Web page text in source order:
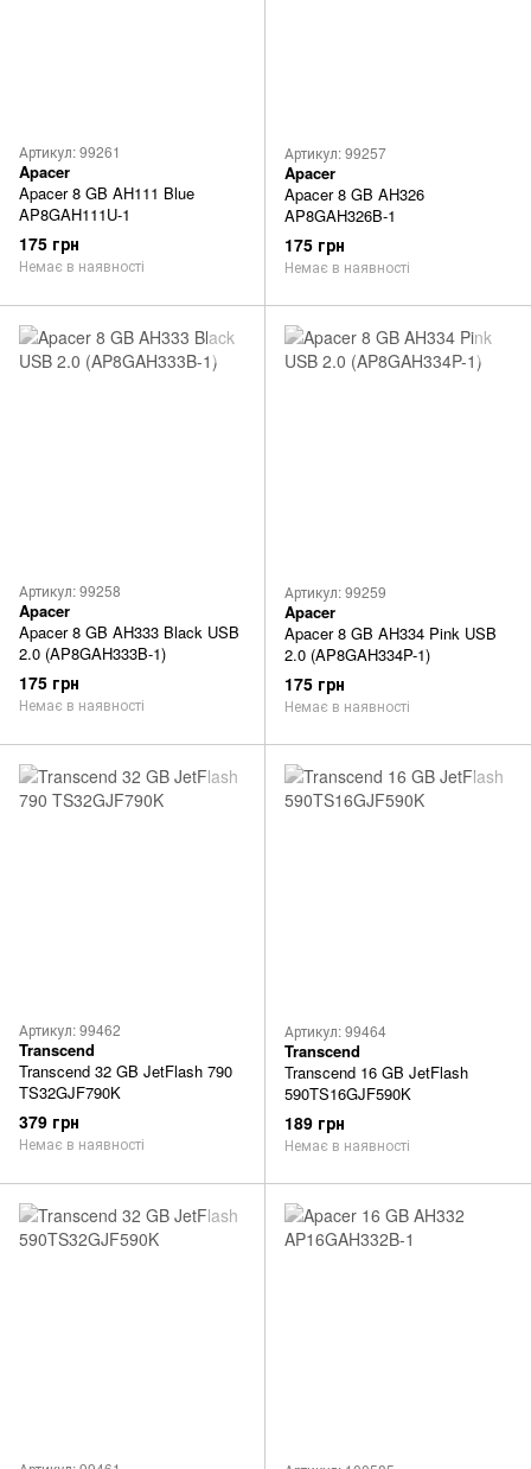
Артикул: 99261
Apacer
Apacer 8 GB AH111 Blue
AP8GAH111U-1
175 грн
Немає в наявності
Артикул: 99257
Apacer
Apacer 8 GB AH326
AP8GAH326B-1
175 грн
Немає в наявності
Артикул: 99258
Apacer
Apacer 8 GB AH333 Black USB
2.0 (AP8GAH333B-1)
175 грн
Немає в наявності
Артикул: 99259
Apacer
Apacer 8 GB AH334 Pink USB
2.0 (AP8GAH334P-1)
175 грн
Немає в наявності
Артикул: 99462
Transcend
Transcend 32 GB JetFlash 790
TS32GJF790K
379 грн
Немає в наявності
Артикул: 99464
Transcend
Transcend 16 GB JetFlash
590TS16GJF590K
189 грн
Немає в наявності